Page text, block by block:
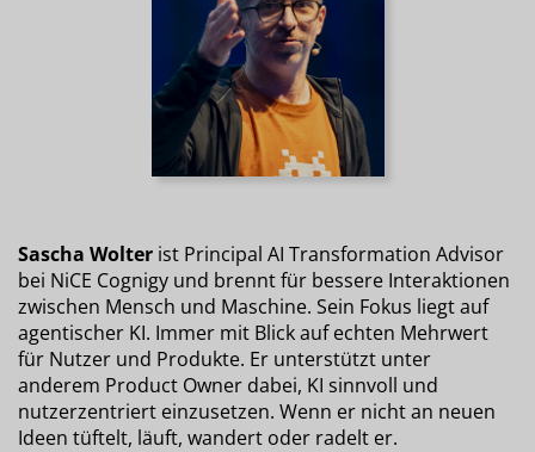
Sascha Wolter ist Principal AI Transformation Advisor
bei NiCE Cognigy und brennt für bessere Interaktionen
zwischen Mensch und Maschine. Sein Fokus liegt auf
agentischer KI. Immer mit Blick auf echten Mehrwert
für Nutzer und Produkte. Er unterstützt unter
anderem Product Owner dabei, KI sinnvoll und
nutzerzentriert einzusetzen. Wenn er nicht an neuen
Ideen tüftelt, läuft, wandert oder radelt er.